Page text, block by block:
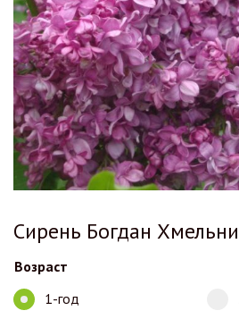
Сирень Богдан
Возраст
1-год